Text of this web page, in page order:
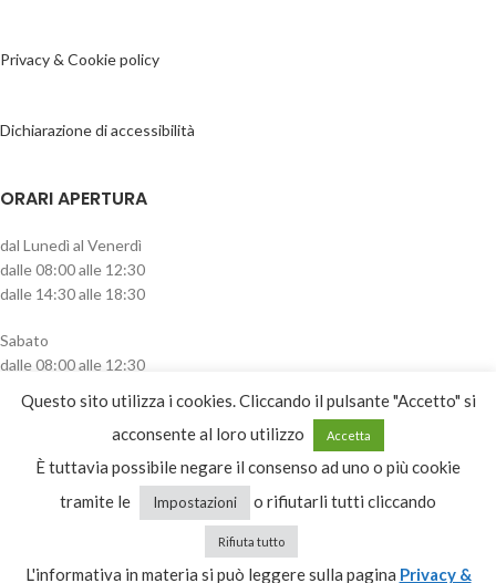
Privacy & Cookie policy
Dichiarazione di accessibilità
ORARI APERTURA
dal Lunedì al Venerdì
dalle 08:00 alle 12:30
dalle 14:30 alle 18:30
Sabato
dalle 08:00 alle 12:30
CATEGORIE PRODOTTO
Seleziona una categoria
Questo sito utilizza i cookies. Cliccando il pulsante "Accetto" si
acconsente al loro utilizzo
Accetta
È tuttavia possibile negare il consenso ad uno o più cookie
tramite le
Impostazioni o rifiutarli tutti cliccando
Rifiuta tutto
L'informativa in materia si può leggere sulla pagina Privacy &